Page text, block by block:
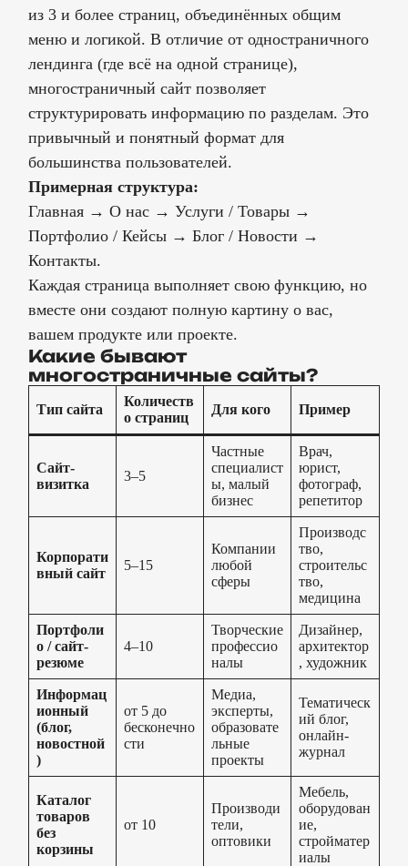
из 3 и более страниц, объединённых общим
меню и логикой. В отличие от одностраничного
лендинга (где всё на одной странице),
многостраничный сайт позволяет
структурировать информацию по разделам. Это
привычный и понятный формат для
большинства пользователей.
Примерная структура:
Главная → О нас → Услуги / Товары →
Портфолио / Кейсы → Блог / Новости →
Контакты.
Каждая страница выполняет свою функцию, но
вместе они создают полную картину о вас,
вашем продукте или проекте.
Какие бывают
многостраничные сайты?
Тип сайта
Количеств
о страниц
Для кого Пример
Сайт-
визитка
3–5
Частные
специалист
ы, малый
бизнес
Врач,
юрист,
фотограф,
репетитор
Корпорати
вный сайт
5–15
Компании
любой
сферы
Производс
тво,
строительс
тво,
медицина
Портфоли
о / сайт-
резюме
4–10
Творческие
профессио
налы
Дизайнер,
архитектор
, художник
Информац
ионный
(блог,
новостной
)
от 5 до
бесконечно
сти
Медиа,
эксперты,
образовате
льные
проекты
Тематическ
ий блог,
онлайн-
журнал
Каталог
товаров
без
корзины
от 10
Производи
тели,
оптовики
Мебель,
оборудован
ие,
стройматер
иалы